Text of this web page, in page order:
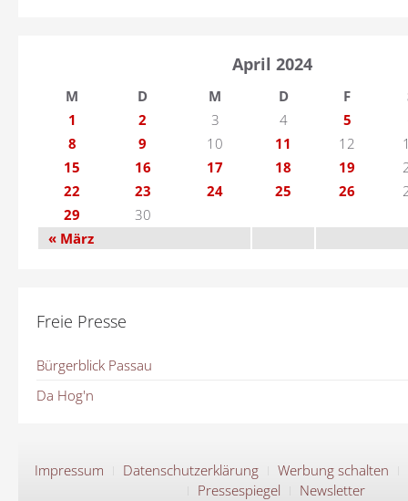
April 2024
M D M D F
1
2 3 4 5
8
9 10 11 12
15
16 17 18 19
22
23 24 25 26
29
30
« März
Freie Presse
Bürgerblick Passau
Da Hog'n
Impressum Datenschutzerklärung
Werbung schalten
Pressespiegel
Newsletter